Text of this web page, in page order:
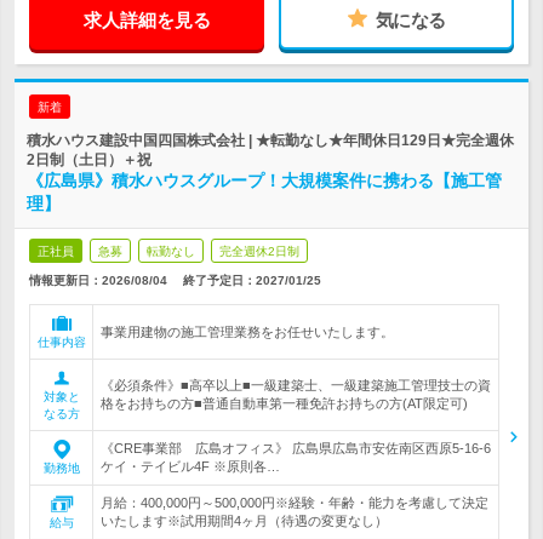
求人詳細を見る 気になる
新着
積水ハウス建設中国四国株式会社 | ★転勤なし★年間休日129日★完全週休
2日制（土日）＋祝
《広島県》積水ハウスグループ！大規模案件に携わる【施工管
理】
正社員 急募 転勤なし 完全週休2日制
情報更新日：2026/08/04 終了予定日： 2027/01/25
仕事内容
事業用建物の施工管理業務をお任せいたします。
対象と
なる方
《必須条件》■高卒以上■一級建築士、一級建築施工管理技士の資
格をお持ちの方■普通自動車第一種免許お持ちの方(AT限定可)
勤務地
《CRE事業部 広島オフィス》 広島県広島市安佐南区西原5-16-6
ケイ・テイビル4F ※原則各…
給与
月給：400,000円～500,000円※経験・年齢・能力を考慮して決定
いたします※試用期間4ヶ月（待遇の変更なし）